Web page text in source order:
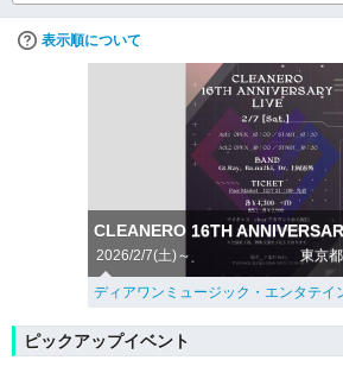
表示順について
CLEANERO 16TH
2026/2/7(土)～ 東京都
ディアワンミュージック・エンタテイ
ピックアップイベント